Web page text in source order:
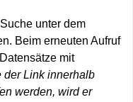
unter dem
Beim erneuten Aufruf
mit
der Link innerhalb
werden, wird er